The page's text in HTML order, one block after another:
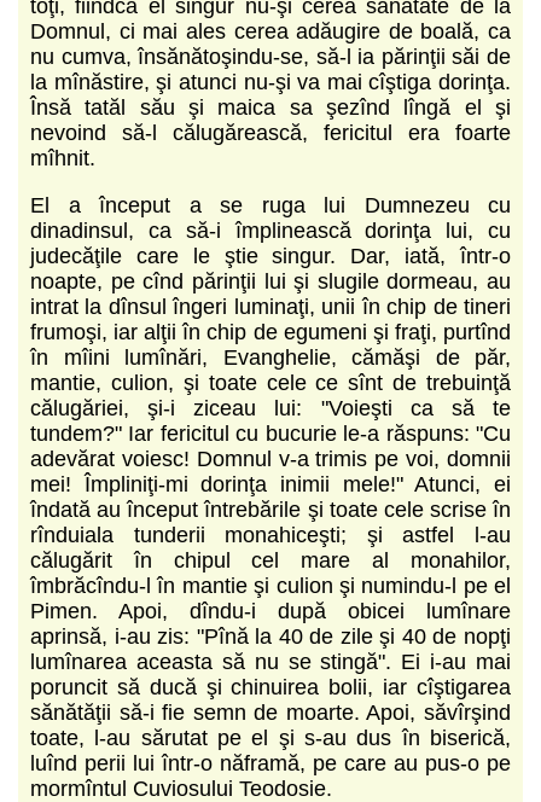
toţi, fiindcă el singur nu-şi cerea sănătate de la
Domnul, ci mai ales cerea adăugire de boală, ca
nu cumva, însănătoşindu-se, să-l ia părinţii săi de
la mînăstire, şi atunci nu-şi va mai cîştiga dorinţa.
Însă tatăl său şi maica sa şezînd lîngă el şi
nevoind să-l călugărească, fericitul era foarte
mîhnit.
El a început a se ruga lui Dumnezeu cu
dinadinsul, ca să-i împlinească dorinţa lui, cu
judecăţile care le ştie singur. Dar, iată, într-o
noapte, pe cînd părinţii lui şi slugile dormeau, au
intrat la dînsul îngeri luminaţi, unii în chip de tineri
frumoşi, iar alţii în chip de egumeni şi fraţi, purtînd
în mîini lumînări, Evanghelie, cămăşi de păr,
mantie, culion, şi toate cele ce sînt de trebuinţă
călugăriei, şi-i ziceau lui: "Voieşti ca să te
tundem?" Iar fericitul cu bucurie le-a răspuns: "Cu
adevărat voiesc! Domnul v-a trimis pe voi, domnii
mei! Împliniţi-mi dorinţa inimii mele!" Atunci, ei
îndată au început întrebările şi toate cele scrise în
rînduiala tunderii monahiceşti; şi astfel l-au
călugărit în chipul cel mare al monahilor,
îmbrăcîndu-l în mantie şi culion şi numindu-l pe el
Pimen. Apoi, dîndu-i după obicei lumînare
aprinsă, i-au zis: "Pînă la 40 de zile şi 40 de nopţi
lumînarea aceasta să nu se stingă". Ei i-au mai
poruncit să ducă şi chinuirea bolii, iar cîştigarea
sănătăţii să-i fie semn de moarte. Apoi, săvîrşind
toate, l-au sărutat pe el şi s-au dus în biserică,
luînd perii lui într-o năframă, pe care au pus-o pe
mormîntul Cuviosului Teodosie.